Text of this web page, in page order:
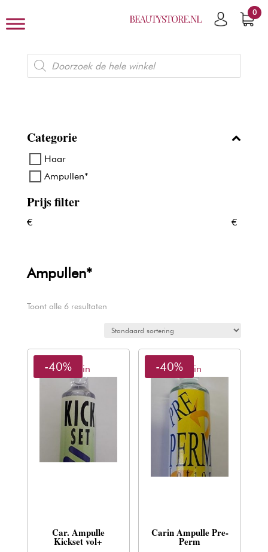
0
Producten
zoeken
Categorie
Haar
Ampullen*
Prijs filter
€ €
Ampullen*
Toont alle 6 resultaten
Carin
-40%
Car. Ampulle
Kickset vol+
Carin
-40%
Carin Ampulle Pre-
Perm